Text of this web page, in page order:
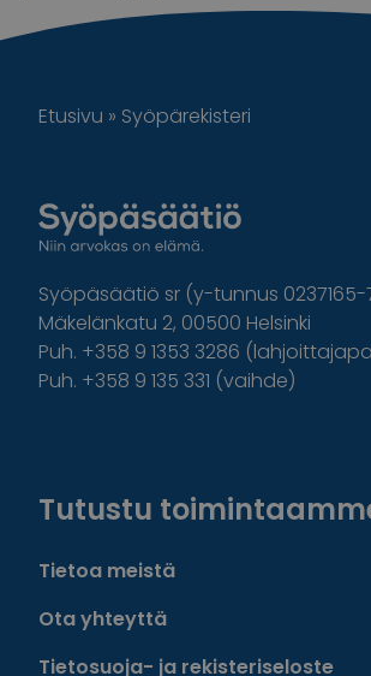
Etusivu » Syöpärekisteri
Syöpäsäätiö sr (y-tunnus 0237165-
Mäkelänkatu 2, 00500 Helsinki
Puh. +358 9 1353 3286
Puh. +358 9 135 331 (vaihde)
Tutustu
Tietoa meistä
Ota yhteyttä
Tietosuoja- ja rekisteriseloste